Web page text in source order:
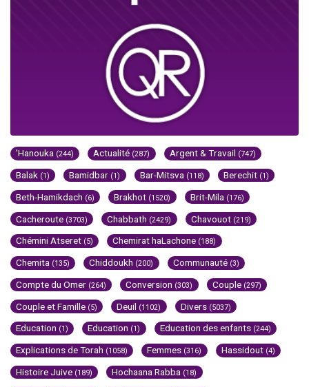
'Hanouka (244) Actualité (287) Argent & Travail (747)
Balak (1) Bamidbar (1) Bar-Mitsva (118) Berechit (1)
Beth-Hamikdach (6) Brakhot (1520) Brit-Mila (176)
Cacheroute (3703) Chabbath (2429) Chavouot (219)
Chémini Atseret (5) Chemirat haLachone (188)
Chemita (135) Chiddoukh (200) Communauté (3)
Compte du Omer (264) Conversion (303) Couple (297)
Couple et Famille (5) Deuil (1102) Divers (5037)
Education (1) Education (1) Education des enfants (244)
Explications de Torah (1058) Femmes (316) Hassidout (4)
Histoire Juive (189) Hochaana Rabba (18)